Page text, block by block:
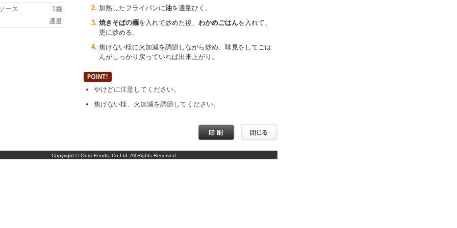
ース
1袋
適量
加熱したフライパンに油を適量ひく。
焼きそばの麺を入れて炒めた後、 わかめごはんを入れて、
更に炒める。
焦げない様に火加減を調節しながら炒め、味見をしてごは
んがしっかり戻っていれば出来上がり。
やけどに注意してください。
焦げない様、火加減を調節してください。
Copyright © Onisi Foods.,Co Ltd. All Rights Reserved.